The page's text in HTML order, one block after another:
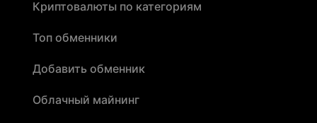
Криптовалюты по категориям
Топ обменники
Добавить обменник
Облачный майнинг